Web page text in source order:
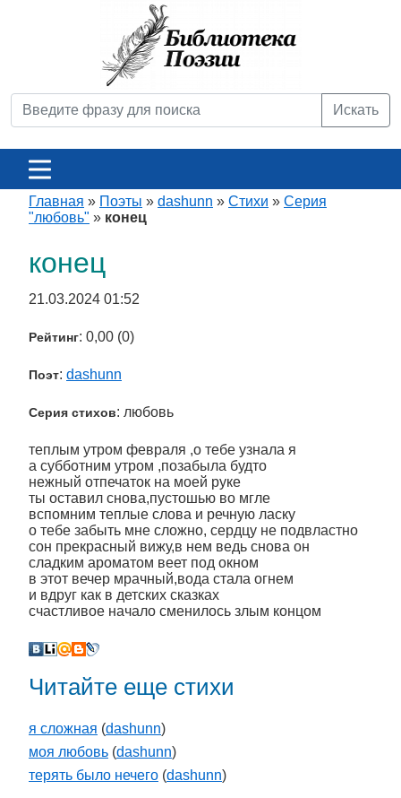
Искать
Главная » Поэты » dashunn » Стихи » Серия
"любовь" » конец
конец
21.03.2024 01:52
Рейтинг: 0,00 (0)
Поэт: dashunn
Серия стихов: любовь
теплым утром февраля ,о тебе узнала я
а субботним утром ,позабыла будто
нежный отпечаток на моей руке
ты оставил снова,пустошью во мгле
вспомним теплые слова и речную ласку
о тебе забыть мне сложно, сердцу не подвластно
сон прекрасный вижу,в нем ведь снова он
сладким ароматом веет под окном
в этот вечер мрачный,вода стала огнем
и вдруг как в детских сказках
счастливое начало сменилось злым концом
Читайте еще стихи
я сложная (dashunn)
моя любовь (dashunn)
терять было нечего (dashunn)